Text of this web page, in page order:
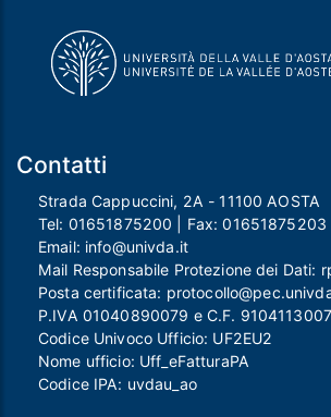
Contatti
Strada Cappuccini, 2A - 11100 AOSTA
Tel: 01651875200 | Fax:01651875203
Email: info@univda.it
Mail Responsabile Protezione dei Dati:
Posta certificata:
P.IVA 01040890079 e C.F.
Codice Univoco Ufficio: UF2EU2
Nome ufficio: Uff_eFatturaPA
Codice IPA: uvdau_ao